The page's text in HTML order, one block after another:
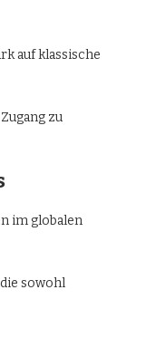
auf klassische
zu
im globalen
sowohl